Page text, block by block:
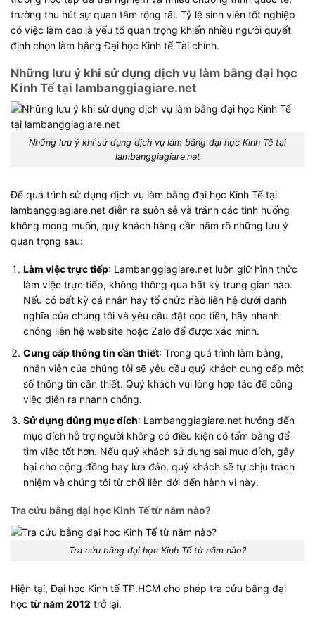
trường thu hút sự quan tâm rộng rãi. Tỷ lệ sinh viên tốt nghiệp
có việc làm cao là yếu tố quan trọng khiến nhiều người quyết
định chọn làm bằng Đại học Kinh tế Tài chính.
Những lưu ý khi sử dụng dịch vụ làm bằng đại học
Kinh Tế tại lambanggiagiare.net
Những lưu ý khi sử dụng dịch vụ làm bằng đại học Kinh Tế tại
lambanggiagiare.net
Để quá trình sử dụng dịch vụ làm bằng đại học Kinh Tế tại
lambanggiagiare.net diễn ra suôn sẻ và tránh các tình huống
không mong muốn, quý khách hàng cần nắm rõ những lưu ý
quan trọng sau:
Làm việc trực tiếp: Lambanggiagiare.net luôn giữ hình thức
làm việc trực tiếp, không thông qua bất kỳ trung gian nào.
Nếu có bất kỳ cá nhân hay tổ chức nào liên hệ dưới danh
nghĩa của chúng tôi và yêu cầu đặt cọc tiền, hãy nhanh
chóng liên hệ website hoặc Zalo để được xác minh.
Cung cấp thông tin cần thiết: Trong quá trình làm bằng,
nhân viên của chúng tôi sẽ yêu cầu quý khách cung cấp một
số thông tin cần thiết. Quý khách vui lòng hợp tác để công
việc diễn ra nhanh chóng.
Sử dụng đúng mục đích: Lambanggiagiare.net hướng đến
mục đích hỗ trợ người không có điều kiện có tấm bằng để
tìm việc tốt hơn. Nếu quý khách sử dụng sai mục đích, gây
hại cho cộng đồng hay lừa đảo, quý khách sẽ tự chịu trách
nhiệm và chúng tôi từ chối liên đới đến hành vi này.
Tra cứu bằng đại học Kinh Tế từ năm nào?
Tra cứu bằng đại học Kinh Tế từ năm nào?
Hiện tại, Đại học Kinh tế TP.HCM cho phép tra cứu bằng đại
học từ năm 2012 trở lại.